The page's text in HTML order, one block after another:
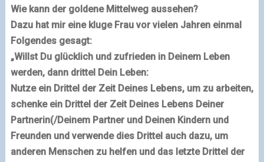
Wie kann der goldene Mittelweg aussehen?
Dazu hat mir eine kluge Frau vor vielen Jahren einmal
Folgendes gesagt:
„Willst Du glücklich und zufrieden in Deinem Leben
werden, dann drittel Dein Leben:
Nutze ein Drittel der Zeit Deines Lebens, um zu arbeiten,
schenke ein Drittel der Zeit Deines Lebens Deiner
Partnerin(/Deinem Partner und Deinen Kindern und
Freunden und verwende dies Drittel auch dazu, um
anderen Menschen zu helfen und das letzte Drittel der